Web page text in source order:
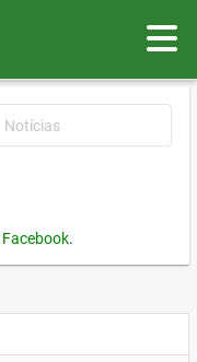
Notícias
Facebook.